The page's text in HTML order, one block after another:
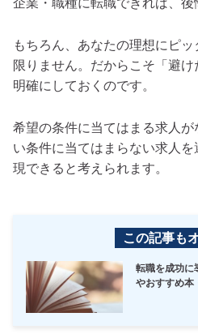
もちろん、あなたの理想にピ
限りません。だからこそ「避
明確にしておくのです。
希望の条件に当てはまる求人
い条件に当てはまらない求人
現できると考えられます。
この記事も
転職を成功に
やおすすめ本